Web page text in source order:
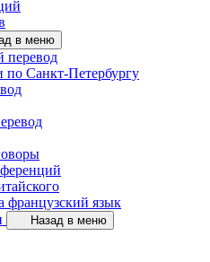
в меню
перевод
по Санкт-Петербургу
французский язык
Назад в меню